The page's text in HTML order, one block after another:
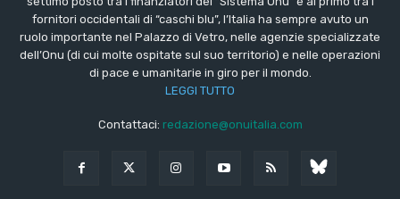
fornitori occidentali di “caschi blu”, l’Italia ha sempre avuto un
ruolo importante nel Palazzo di Vetro, nelle agenzie specializzate
dell’Onu (di cui molte ospitate sul suo territorio) e nelle operazioni
di pace e umanitarie in giro per il mondo.
LEGGI TUTTO
Contattaci: redazione@onuitalia.com